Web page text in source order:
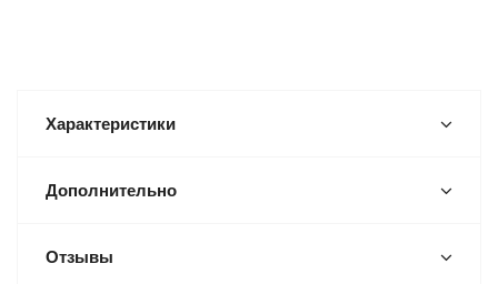
Характеристики
Дополнительно
Отзывы